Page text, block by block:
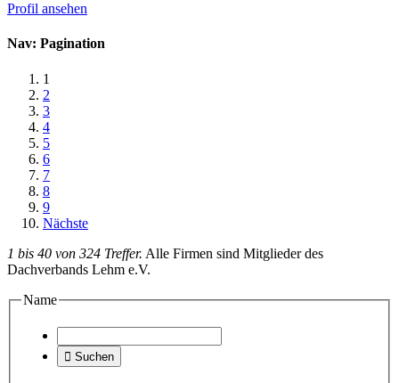
Profil ansehen
Nav: Pagination
1
2
3
4
5
6
7
8
9
Nächste
1 bis 40 von 324 Treffer. Alle Firmen sind Mitglieder des
Dachverbands Lehm e.V.
Name
 Suchen